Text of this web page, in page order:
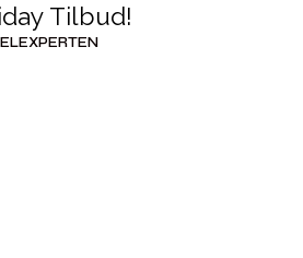
Tilbud!